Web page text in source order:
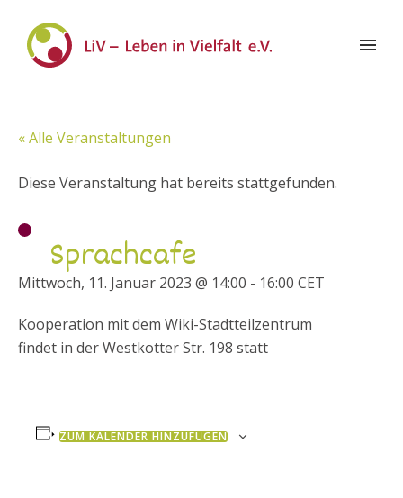
« Alle Veranstaltungen
Diese Veranstaltung hat bereits stattgefunden.
Sprachcafe
Mittwoch, 11. Januar 2023 @ 14:00 - 16:00 CET
Kooperation mit dem Wiki-Stadtteilzentrum
findet in der Westkotter Str. 198 statt
ZUM KALENDER HINZUFÜGEN